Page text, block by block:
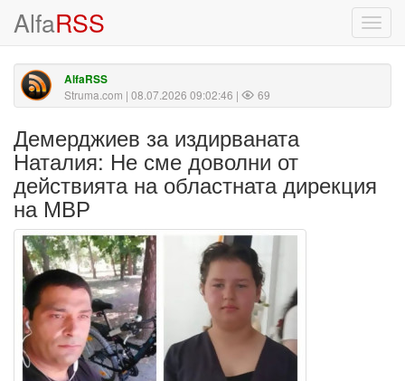
AlfaRSS
AlfaRSS
Struma.com | 08.07.2026 09:02:46 | 69
Демерджиев за издирваната
Наталия: Не сме доволни от
действията на областната дирекция
на МВР